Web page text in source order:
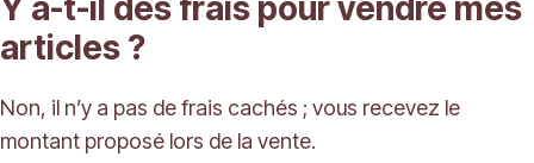
Y a-t-il des frais pour vendre mes
articles ?
Non, il n’y a pas de frais cachés ; vous recevez le
montant proposé lors de la vente.